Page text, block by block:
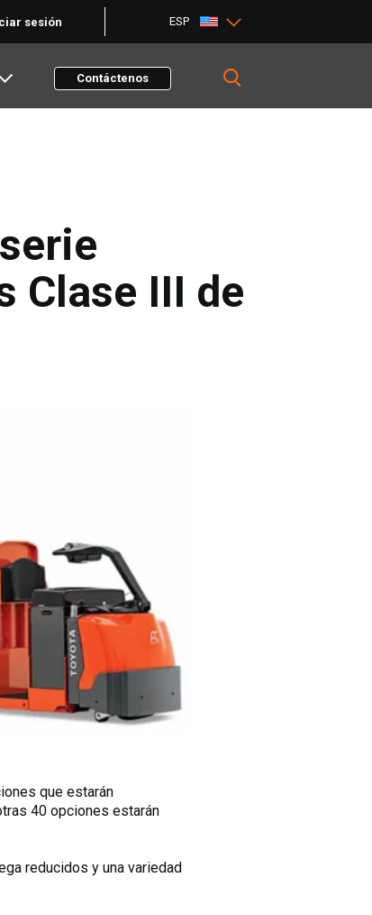
sesión ESP
Contáctenos
Clase III de
que estarán
40 opciones estarán
reducidos y una variedad